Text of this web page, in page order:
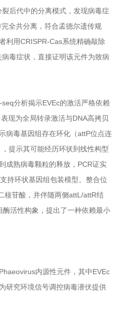
后代中的分离模式，发现病毒症
全共分离，符合孟德尔遗传规
利用CRISPR-Cas系统精确敲除
毒症状，直接证明该元件为致病
分析揭示EVEc的激活严格依赖
现为全局转录激活与DNA高拷贝
病毒基因组存在环化（attP位点连
提示其可能经历环状到线性构型
成熟病毒颗粒的释放，PCR证实
持环状基因组包装模型。整合位
核苷酸，并伴随两侧attL/attR结
活性构象，提出了一种依赖最小
内源性元件，其中EVEc
研究环境信号调控病毒潜伏提供